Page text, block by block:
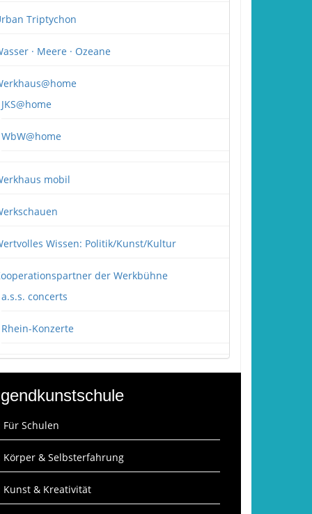
Triptychon
· Meere · Ozeane
JKS@home
WbW@home
mobil
Wissen: Politik/Kunst/Kultur
der Werkbühne
a.s.s. concerts
Rhein-Konzerte
Für Schulen
Körper & Selbsterfahrung
Kunst & Kreativität